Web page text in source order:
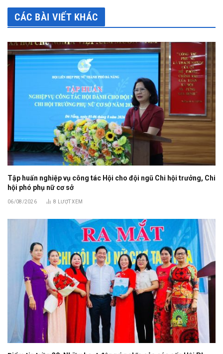
CÁC BÀI VIẾT KHÁC
Tập huấn nghiệp vụ công tác Hội cho đội ngũ Chi hội trưởng, Chi
hội phó phụ nữ cơ sở
06/08/2026 8 LƯỢT XEM